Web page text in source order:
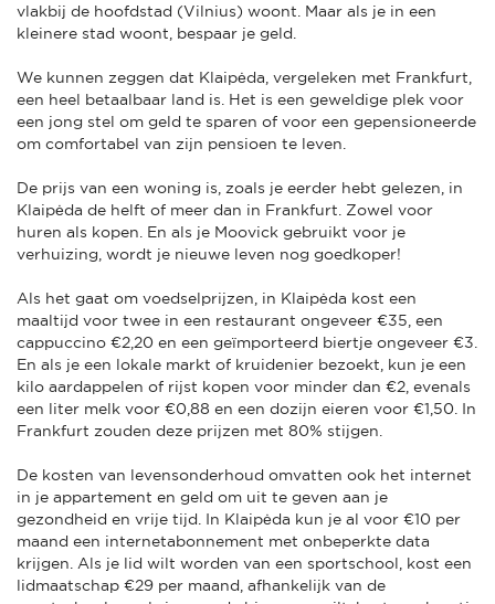
vlakbij de hoofdstad (Vilnius) woont. Maar als je in een
kleinere stad woont, bespaar je geld.
We kunnen zeggen dat Klaipėda, vergeleken met Frankfurt,
een heel betaalbaar land is. Het is een geweldige plek voor
een jong stel om geld te sparen of voor een gepensioneerde
om comfortabel van zijn pensioen te leven.
De prijs van een woning is, zoals je eerder hebt gelezen, in
Klaipėda de helft of meer dan in Frankfurt. Zowel voor
huren als kopen. En als je Moovick gebruikt voor je
verhuizing, wordt je nieuwe leven nog goedkoper!
Als het gaat om voedselprijzen, in Klaipėda kost een
maaltijd voor twee in een restaurant ongeveer €35, een
cappuccino €2,20 en een geïmporteerd biertje ongeveer €3.
En als je een lokale markt of kruidenier bezoekt, kun je een
kilo aardappelen of rijst kopen voor minder dan €2, evenals
een liter melk voor €0,88 en een dozijn eieren voor €1,50. In
Frankfurt zouden deze prijzen met 80% stijgen.
De kosten van levensonderhoud omvatten ook het internet
in je appartement en geld om uit te geven aan je
gezondheid en vrije tijd. In Klaipėda kun je al voor €10 per
maand een internetabonnement met onbeperkte data
krijgen. Als je lid wilt worden van een sportschool, kost een
lidmaatschap €29 per maand, afhankelijk van de